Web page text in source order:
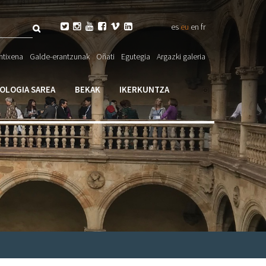
Bilatu
       es eu en fr
Galde-erantzunak Oñati Egutegia Argazki galeria
SAREA BEKAK
IKERKUNTZA